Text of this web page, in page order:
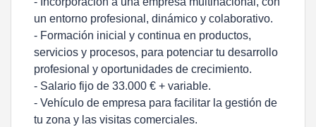
un entorno profesional, dinámico y colaborativo.
- Formación inicial y continua en productos,
servicios y procesos, para potenciar tu desarrollo
profesional y oportunidades de crecimiento.
- Salario fijo de 33.000 € + variable.
- Vehículo de empresa para facilitar la gestión de
tu zona y las visitas comerciales.